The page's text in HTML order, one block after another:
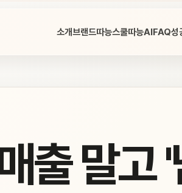
소개브랜드따능스쿨따능AIFAQ성
출 말고